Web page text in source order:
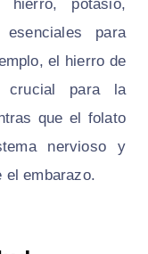
potasio,
para
el hierro de
crucial para la
que el folato
nervioso y
el embarazo.